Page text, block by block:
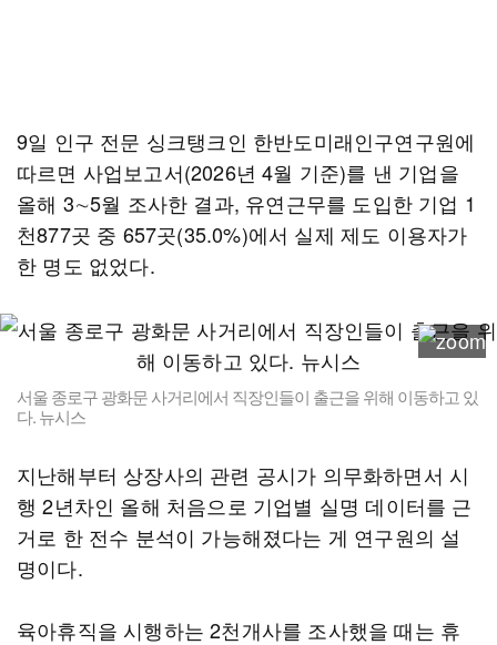
9일 인구 전문 싱크탱크인 한반도미래인구연구원에
따르면 사업보고서(2026년 4월 기준)를 낸 기업을
올해 3∼5월 조사한 결과, 유연근무를 도입한 기업 1
천877곳 중 657곳(35.0%)에서 실제 제도 이용자가
한 명도 없었다.
서울 종로구 광화문 사거리에서 직장인들이 출근을 위해 이동하고 있
다. 뉴시스
지난해부터 상장사의 관련 공시가 의무화하면서 시
행 2년차인 올해 처음으로 기업별 실명 데이터를 근
거로 한 전수 분석이 가능해졌다는 게 연구원의 설
명이다.
육아휴직을 시행하는 2천개사를 조사했을 때는 휴